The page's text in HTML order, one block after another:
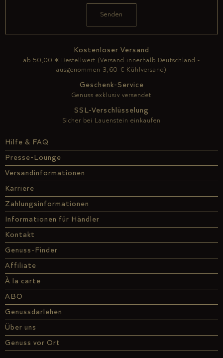
Hilfe & FAQ
Presse-Lounge
Versandinformationen
Karriere
Zahlungsinformationen
Informationen für Händler
Kontakt
Genuss-Finder
Affiliate
À la carte
ABO
Genussdarlehen
Über uns
Genuss vor Ort
Kostenloser Versand
ab 50,00 € Bestellwert (Versand innerhalb Deutschland -
ausgenommen 3,60 € Kühlversand)
Geschenk-Service
Genuss exklusiv versendet
SSL-Verschlüsselung
Sicher bei Lauenstein einkaufen